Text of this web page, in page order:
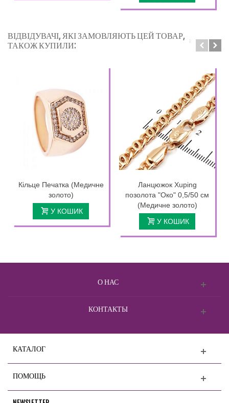
ВІДВІДУВАЧІ, ЯКІ ЗАМОВЛЯЮТЬ ЦЕЙ ТОВАР,
ТАКОЖ КУПИЛИ:
Кільце Печатка (Медичне
золото)
У КОШИК
Ланцюжок Xuping
позолота "Око" 0,5/50 см
(Медичне золото)
У КОШИК
О НАС
КОНТАКТЫ
КАТАЛОГ
ПОМОЩЬ